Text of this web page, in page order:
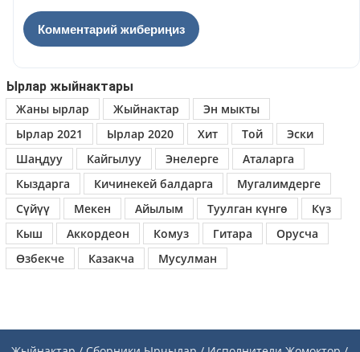
Ырлар жыйнактары
Жаны ырлар
Жыйнактар
Эн мыкты
Ырлар 2021
Ырлар 2020 Хит Той
Эски
Шаңдуу
Кайгылуу Энелерге
Аталарга
Кыздарга
Кичинекей балдарга
Мугалимдерге
Сүйүү
Мекен Айылым Туулган күнгө
Күз
Кыш
Аккордеон Комуз Гитара
Орусча
Өзбекче
Казакча Мусулман